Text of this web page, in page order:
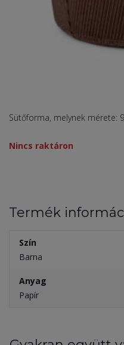
Sütőforma, melynek mérete:
Nincs raktáron
Termék
Szín
Barna
Anyag
Papír